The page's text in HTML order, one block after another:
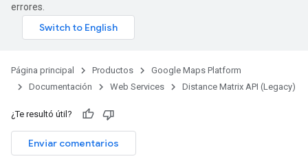
errores.
Página principal Productos
Google Maps Platform
Documentación
Web Services Distance Matrix API (Legacy)
¿Te resultó útil?
Enviar comentarios